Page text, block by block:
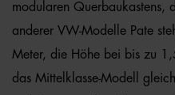
modularen Querbaukastens,
anderer VW-Modelle Pate
Meter, die Höhe bei bis zu
das Mittelklasse-Modell